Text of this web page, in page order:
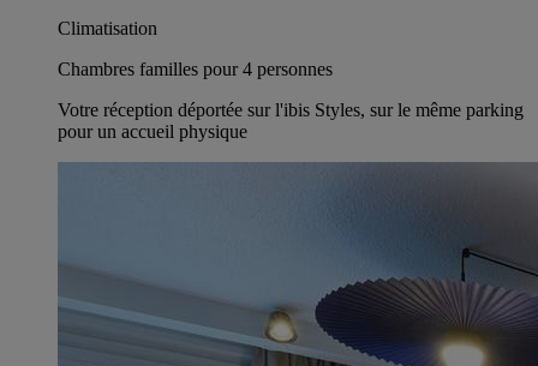
Climatisation
Chambres familles pour 4 personnes
Votre réception déportée sur l'ibis Styles, sur le même parking
pour un accueil physique